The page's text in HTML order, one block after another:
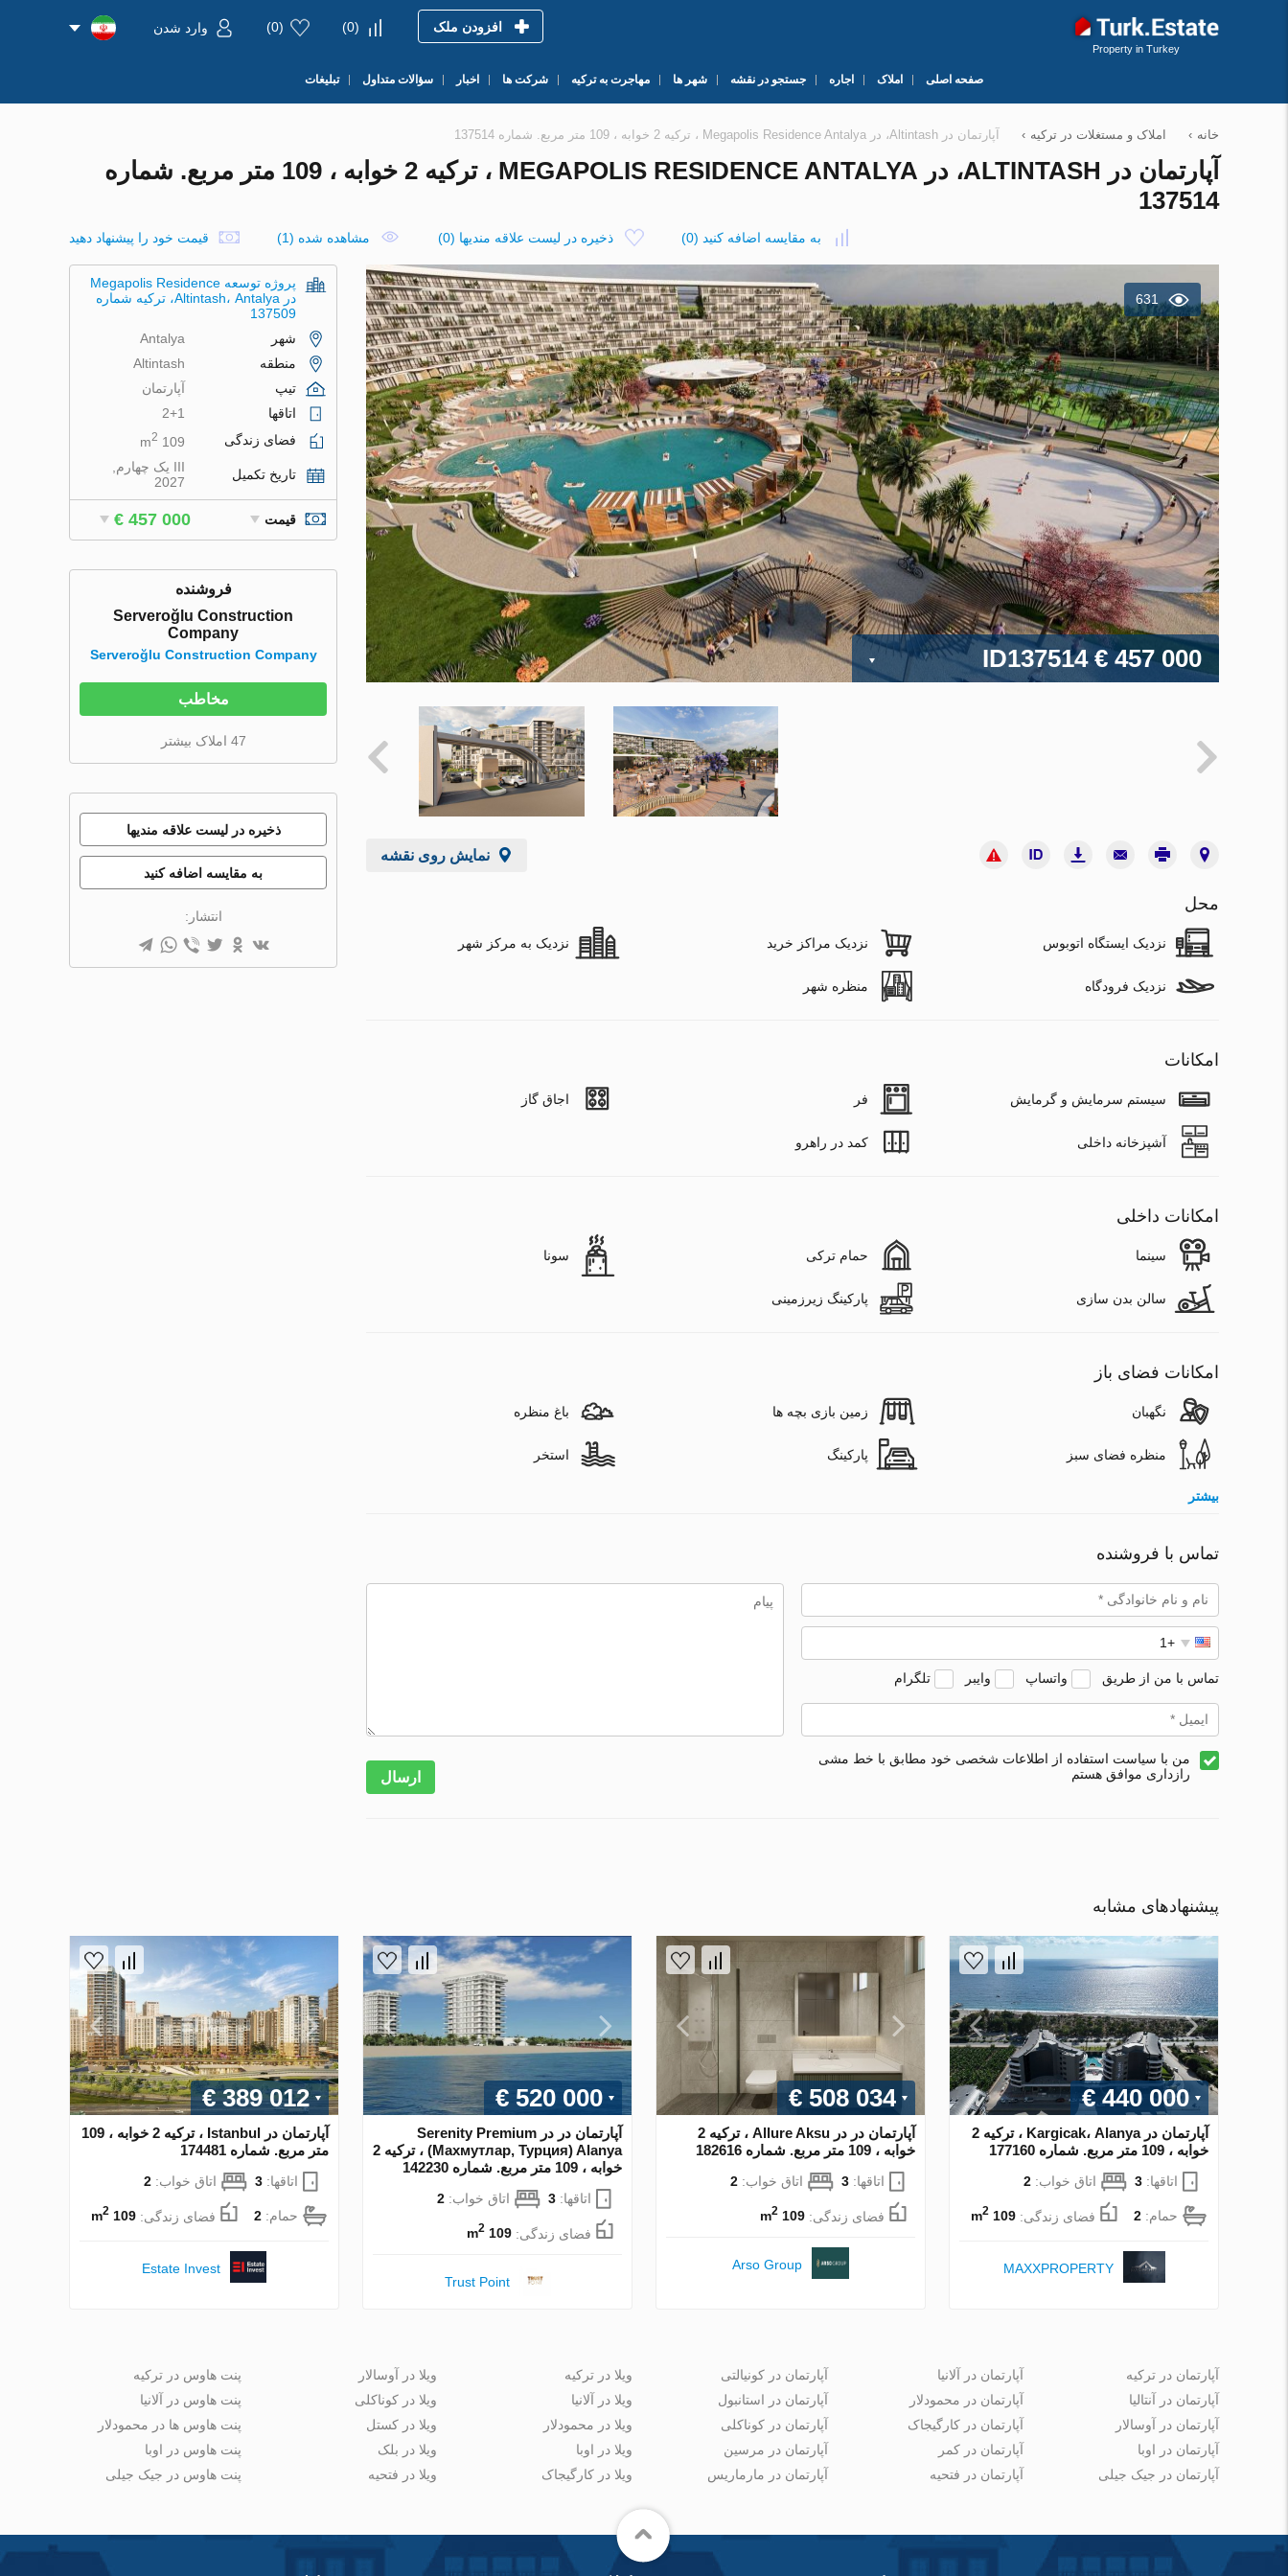
Property in Turkey
افزودن ملک (
0
)
(
0
) وارد شدن
صفحه اصلی املاک اجاره جستجو در نقشه شهر ها مهاجرت به ترکیه شرکت ها اخبار سؤالات متداول تبلیغات
خانه › املاک و مستغلات در ترکیه › آپارتمان در Altintash، در Megapolis Residence Antalya ، ترکیه 2 خوابه ، 109 متر مربع. شماره 137514
آپارتمان در ALTINTASH، در MEGAPOLIS RESIDENCE ANTALYA ، ترکیه 2 خوابه ، 109 متر مربع. شماره
137514
به مقایسه اضافه کنید (
0
) ذخیره در لیست علاقه مندیها (
0
) مشاهده شده (1) قیمت خود را پیشنهاد دهید
631
ID137514€ 457 000
نمایش روی نقشه
محل
نزدیک ایستگاه اتوبوس نزدیک مراکز خرید نزدیک به مرکز شهر
نزدیک فرودگاه منظره شهر
امکانات
سیستم سرمایش و گرمایش فر اجاق گاز
آشپزخانه داخلی کمد در راهرو
امکانات داخلی
سینما حمام ترکی سونا
سالن بدن سازی پارکینگ زیرزمینی
امکانات فضای باز
نگهبان زمین بازی بچه ها باغ منظره
منظره فضای سبز پارکینگ استخر
بیشتر
تماس با فروشنده
تماس با من از طریق واتساپ وایبر تلگرام
من با سیاست استفاده از اطلاعات شخصی خود مطابق با خط مشی
رازداری موافق هستم
ارسال
پروژه توسعه Megapolis Residence
در Altintash، Antalya، ترکیه شماره
137509
شهر
Antalya
منطقه
Altintash
تیپ
آپارتمان
اتاقها
2+1
فضای زندگی
109 m
2
تاریخ تکمیل
III یک چهارم,
2027
قیمت € 457 000
فروشنده
Serveroğlu Construction
Company
Serveroğlu Construction Company
مخاطب
47 املاک بیشتر
ذخیره در لیست علاقه مندیها
به مقایسه اضافه کنید
انتشار:
پیشنهادهای مشابه
€ 440 000
آپارتمان در Kargicak، Alanya ، ترکیه 2
خوابه ، 109 متر مربع. شماره 177160
اتاقها: 3 اتاق خواب: 2
حمام: 2 فضای زندگی: 109 m
2
MAXXPROPERTY
€ 508 034
آپارتمان در در Allure Aksu ، ترکیه 2
خوابه ، 109 متر مربع. شماره 182616
اتاقها: 3 اتاق خواب: 2
فضای زندگی: 109 m
2
Arso Group
€ 520 000
آپارتمان در در Serenity Premium
(Махмутлар, Турция) Alanya ، ترکیه 2
خوابه ، 109 متر مربع. شماره 142230
اتاقها: 3 اتاق خواب: 2
فضای زندگی: 109 m
2
Trust Point
€ 389 012
آپارتمان در Istanbul ، ترکیه 2 خوابه ، 109
متر مربع. شماره 174481
اتاقها: 3 اتاق خواب: 2
حمام: 2 فضای زندگی: 109 m
2
Estate Invest
آپارتمان در ترکیه
آپارتمان در آنتالیا
آپارتمان در آوسالار
آپارتمان در اوبا
آپارتمان در جیک جیلی
آپارتمان در آلانیا
آپارتمان در محمودلار
آپارتمان در کارگیجاک
آپارتمان در کمر
آپارتمان در فتحیه
آپارتمان در کونیالتی
آپارتمان در استانبول
آپارتمان در کوناکلی
آپارتمان در مرسین
آپارتمان در مارماریس
ویلا در ترکیه
ویلا در آلانیا
ویلا در محمودلار
ویلا در اوبا
ویلا در کارگیجاک
ویلا در آوسالار
ویلا در کوناکلی
ویلا در کستل
ویلا در بلک
ویلا در فتحیه
پنت هاوس در ترکیه
پنت هاوس در آلانیا
پنت هاوس ها در محمودلار
پنت هاوس در اوبا
پنت هاوس در جیک جیلی